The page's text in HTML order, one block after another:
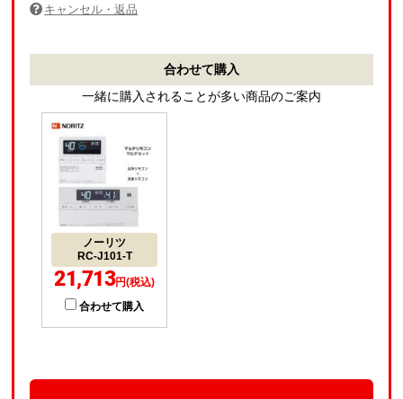
キャンセル・返品
合わせて購入
一緒に購入されることが多い商品のご案内
ノーリツ
RC-J101-T
21,713円(税込)
合わせて購入